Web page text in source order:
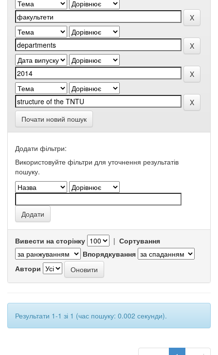
Почати новий пошук
Додати фільтри:
Використовуйте фільтри для уточнення результатів
пошуку.
Вивести на сторінку | Сортування
Впорядкування
Автори
Результати 1-1 зі 1 (час пошуку: 0.002 секунди).